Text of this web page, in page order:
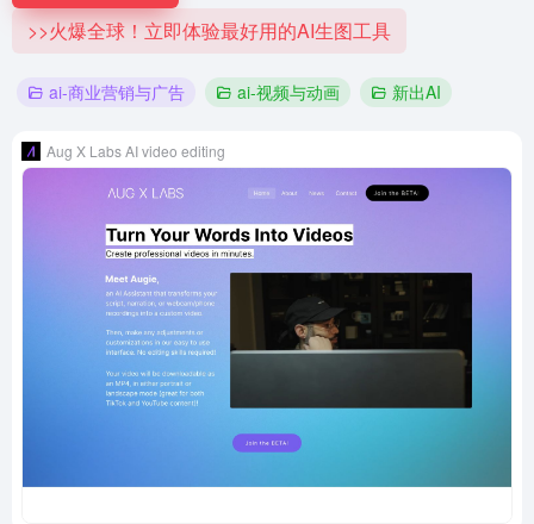
>>火爆全球！立即体验最好用的AI生图工具
ai-商业营销与广告 ai-视频与动画 新出AI
Aug X Labs AI video editing